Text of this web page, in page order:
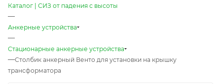
Каталог | СИЗ от падения с высоты
—
Анкерные устройства
—
Стационарные анкерные устройства
—Столбик анкерный Венто для установки на крышку
трансформатора